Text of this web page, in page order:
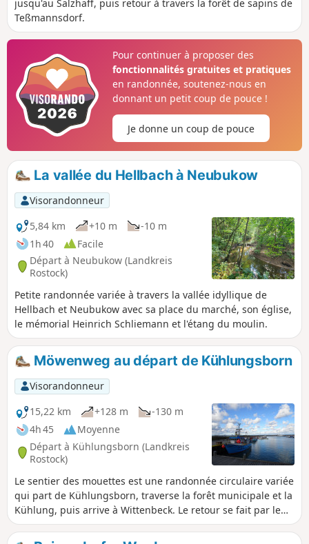
jusqu'au Salzhaff, puis retour à travers la forêt de sapins de
Teßmannsdorf.
Pour continuer à proposer des
fonctionnalités gratuites et pratiques
en randonnée, soutenez-nous en
donnant un petit coup de pouce !
Je donne un coup de pouce
La vallée du Hellbach à Neubukow
Visorandonneur
5,84 km
+10 m
-10 m
1h 40
Facile
Départ à Neubukow (Landkreis
Rostock)
Petite randonnée variée à travers la vallée idyllique de
Hellbach et Neubukow avec sa place du marché, son église,
le mémorial Heinrich Schliemann et l'étang du moulin.
Möwenweg au départ de Kühlungsborn
Visorandonneur
15,22 km
+128 m
-130 m
4h 45
Moyenne
Départ à Kühlungsborn (Landkreis
Rostock)
Le sentier des mouettes est une randonnée circulaire variée
qui part de Kühlungsborn, traverse la forêt municipale et la
Kühlung, puis arrive à Wittenbeck. Le retour se fait par le
Fulgenweg, en passant par le port et la jetée, jusqu'au point
de départ à Kühlungsborn.